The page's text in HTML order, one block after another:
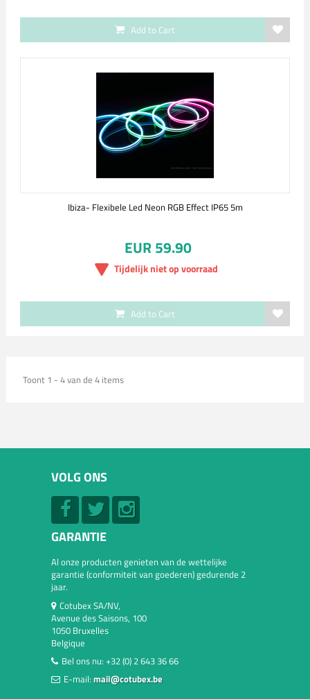
Add to Cart
Ibiza- Flexibele Led Neon RGB Effect IP65 5m
EUR 59.90
Tijdelijk niet op voorraad
Add to Cart
Toont 1 - 4 van de 4 items
VOLG ONS
GARANTIE
Al onze producten genieten van de wettelijke
garantie (conformiteit van goederen) gedurende 2
jaar.
Cotubex SA/NV,
Avenue des Saisons, 100
1050 Bruxelles
Belgique
Bel ons nu: +32 (0) 2 643 36 66
E-mail: mail@cotubex.be